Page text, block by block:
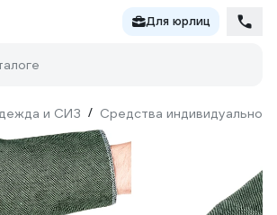
Для юрлиц
и СИЗ / Средства индивидуальной